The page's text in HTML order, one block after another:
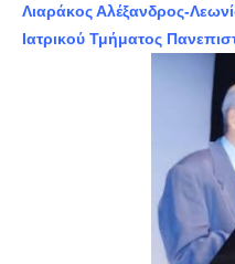
Λιαράκος Αλέξανδρος-
Ιατρικού Τμήματος